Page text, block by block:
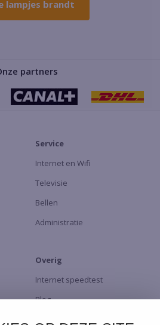
lampjes brandt
partners
Service
Internet en Wifi
Televisie
Bellen
Administratie
Overig
Internet speedtest
Blog